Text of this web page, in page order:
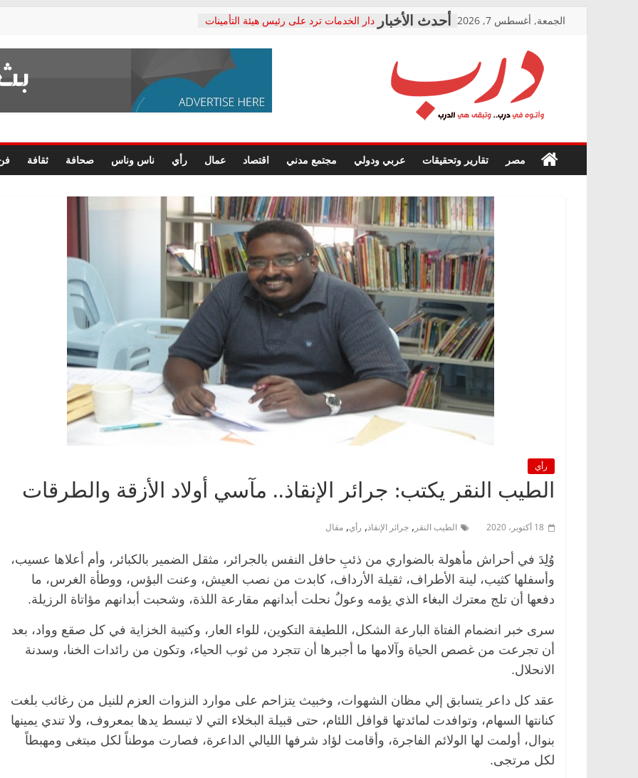
الجمعة, أغسطس 7, 2026
دار الخدمات ترد على رئيس هيئة التأمينات
معاناة أصحاب المعاشات.. ونطالب بكشف
فرحات سليمان يكتب: القطاع الصحي إلى
حزب التحالف الشعبي يطلق لجنة “الحق
صور .. اعتماد الرسومات النهائية للقرار
الوزاري لمدينة الصحفيين.. وانتهاء أعمال
إنشاء المبنى الإداري
متابعة قضية الدكتور محمد زهران.. ويؤكد:
قرينة البراءة وضمانات المحاكمة العادلة
حق أصيل
درب
في
درب..
مصر تقارير وتحقيقات عربي ودولي مجتمع مدني اقتصاد عمال رأي ناس وناس صحافة ثقافة
رأي
الطيب النقر يكتب: جرائر الإنقاذ.. مآسي أولاد الأزقة والطرقات
18 أكتوبر، 2020 الطيب النقر , جرائر الإنقاذ, رأي, مقال
وُلِدَ في أحراش مأهولة بالضواري من ذئبِ حافل النفس بالجرائر، مثقل الضمير بالكبائر، وأم أعلاها عسيب،
وأسفلها كثيب، لينة الأطراف، ثقيلة الأرداف، كابدت من نصب العيش، وعنت البؤس، ووطأة الغرس، ما
دفعها أن تلج معترك البغاء الذي يؤمه وعولٌ نحلت أبدانهم مقارعة اللذة، وشحبت أبدانهم مؤاتاة الرزيلة.
سرى خبر انضمام الفتاة البارعة الشكل، اللطيفة التكوين، للواء العار، وكتيبة الخزاية في كل صقع وواد، بعد
أن تجرعت من غصص الحياة وآلامها ما أجبرها أن تتجرد من ثوب الحياء، وتكون من رائدات الخنا، وسدنة
الانحلال.
عقد كل داعر يتسابق إلي مظان الشهوات، وخبيث يتزاحم على موارد النزوات العزم للنيل من رغائب بلغت
كنانتها السهام، وتوافدت لمائدتها قوافل اللئام، حتى قبيلة البخلاء التي لا تبسط يدها بمعروف، ولا تندي يمينها
بنوال، أولمت لها الولائم الفاجرة، وأقامت لؤاد شرفها الليالي الداعرة، فصارت موطناً لكل مبتغى ومهبطاً
لكل مرتجى.